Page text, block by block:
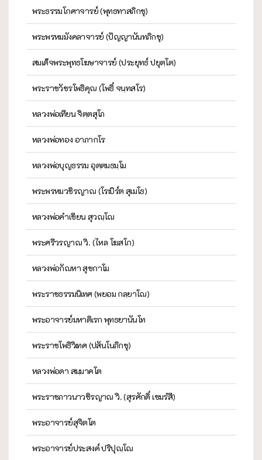
พระธรรมโกศาจารย์ (พุทธทาสภิกขุ)
พระพรหมมังคลาจารย์ (ปัญญานันทภิกขุ)
สมเด็จพระพุทธโฆษาจารย์ (ประยุทธ์ ปยุตฺโต)
พระราชวัชรโพธิคุณ (โพธิ์ จนฺทสโร)
หลวงพ่อเทียน จิตฺตสุโภ
หลวงพ่อทอง อาภากโร
หลวงพ่อบุญธรรม อุตฺตมธมฺโม
พระพรหมวชิรญาณ (โรเบิร์ต สุเมโธ)
หลวงพ่อคำเขียน สุวณฺโณ
พระศรีวรญาณ วิ. (ไหล โฆสโก)
หลวงพ่อกัณหา สุขกาโม
พระราชธรรมนิเทศ (พยอม กลฺยาโณ)
พระอาจารย์มหาดิเรก พุทธยานันโท
พระราชโพธิวิเทศ (ปสันโนภิกขุ)
หลวงพ่อดา สมฺมาคโต
พระราชภาวนาวชิรญาณ วิ. (สุรศักดิ์ เขมรํสี)
พระอาจารย์สุจิตโต
พระอาจารย์ประสงค์ ปริปุณฺโณ